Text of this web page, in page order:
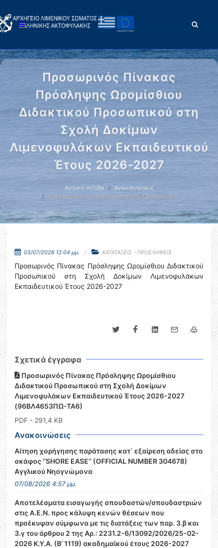
Προσωρινός Πίνακας
Πρόσληψης Ωρομίσθιου
Διδακτικού Προσωπικού στη
Σχολή Δοκίμων
Λιμενοφυλάκων Εκπαιδευτικού
Έτους 2026-2027
Αρχική σελίδα
Ανακοινώσεις
Προσωρινός Πίνακας Πρόσληψης Ωρομίσθιου …
03/07/2026 12:04 μμ. ΚΑΤΑΤΑΞΕΙΣ - ΠΡΟΣΛΗΨΕΙΣ
Προσωρινός Πίνακας Πρόσληψης Ωρομίσθιου Διδακτικού
Προσωπικού στη Σχολή Δοκίμων Λιμενοφυλάκων
Εκπαιδευτικού Έτους 2026-2027
Σχετικά έγγραφα
Προσωρινός Πίνακας Πρόσληψης Ωρομίσθιου
Διδακτικού Προσωπικού στη Σχολή Δοκίμων
Λιμενοφυλάκων Εκπαιδευτικού Έτους 2026-2027
(96ΒΛ4653ΠΩ-ΤΑ6)
PDF - 291,4 KB
Ανακοινώσεις
Αίτηση χορήγησης παράτασης κατ΄ εξαίρεση αδείας στο
σκάφος ‘’SHORE EASE’’ (OFFICIAL NUMBER 304678)
Αγγλικού Νηογνώμονα
07/08/2026 4:57 μμ.
Αποτελέσματα εισαγωγής σπουδαστών/σπουδαστριών
στις Α.Ε.Ν. προς κάλυψη κενών θέσεων που
προέκυψαν σύμφωνα με τις διατάξεις των παρ. 3.β και
3.γ του άρθρου 2 της Αρ.: 2231.2-6/13092/2026/25-02-
2026 Κ.Υ.Α. (Β’ 1119) ακαδημαϊκού έτους 2026-2027